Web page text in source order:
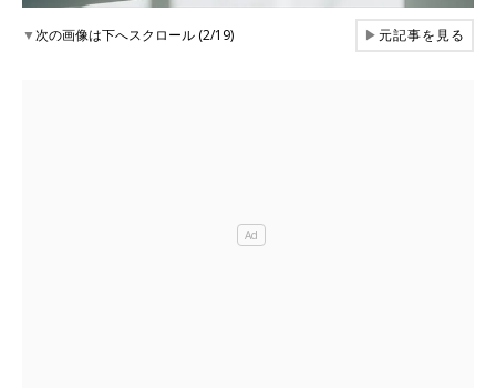
▼次の画像は下へスクロール (2/19) ▶元記事を見る